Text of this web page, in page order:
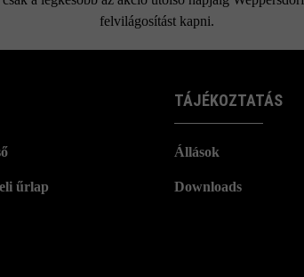
felvilágosítást kapni.
űrlap
TÁJÉKOZTATÁS
Állások
Downloads